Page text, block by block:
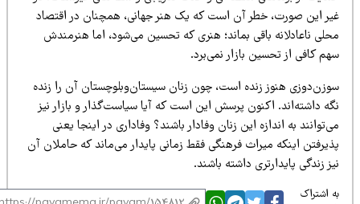
این صورت، خطر آن است که یک هنر جهانی، همچنان در اقتصاد
ناعادلانه باقی بماند؛ هنری که تحسین می‌شود، اما هنرمندش
کافی از تحسین بازار نمی‌برد.
هنوز زنده است، چون زنان سیستان‌وبلوچستان آن را زنده
داشته‌اند. اکنون پرسش این است که آیا سیاست‌گذار و بازار نیز
به اندازه این زنان وفادار باشند؟ وفاداری در اینجا یعنی
اینکه میراث فرهنگی فقط زمانی پایدار می‌ماند که حاملان آن
زندگی پایدارتری داشته باشند.
اشتراک